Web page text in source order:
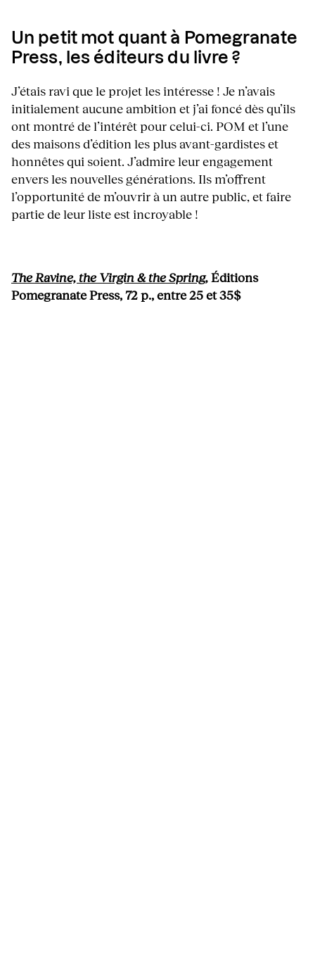
Un petit mot quant à Pomegranate
Press, les éditeurs du livre ?
J’étais ravi que le projet les intéresse ! Je n’avais
initialement aucune ambition et j’ai foncé dès qu’ils
ont montré de l’intérêt pour celui-ci. POM et l’une
des maisons d’édition les plus avant-gardistes et
honnêtes qui soient. J’admire leur engagement
envers les nouvelles générations. Ils m’offrent
l’opportunité de m’ouvrir à un autre public, et faire
partie de leur liste est incroyable !
The Ravine, the Virgin & the Spring,Éditions
Pomegranate Press, 72 p., entre 25 et 35$